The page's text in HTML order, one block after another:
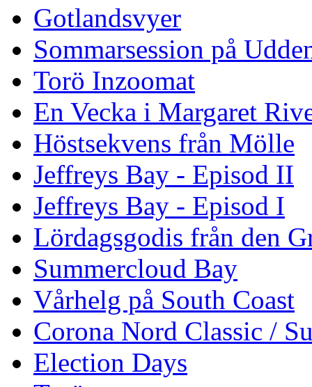
Gotlandsvyer
Sommarsession på
Torö Inzoomat
En Vecka i Margaret
Höstsekvens från Mölle
Jeffreys Bay - Episod II
Jeffreys Bay - Episod I
Lördagsgodis från den
Summercloud Bay
Vårhelg på South Coast
Corona Nord Classic /
Election Days